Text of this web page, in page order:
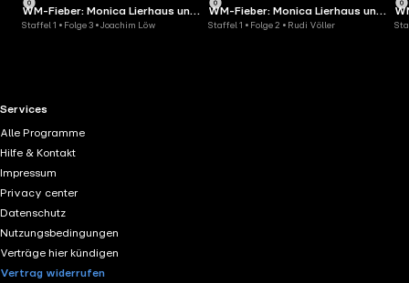
WM-Fieber: Monica Lierhaus und
die Bundestrainer
Staffel 1 • Folge 3 • Joachim Löw
WM-Fieber: Monica Lierhaus und
die Bundestrainer
Staffel 1 • Folge 2 • Rudi Völler
RTL+ useful links.
Services
Alle Programme
Hilfe & Kontakt
Impressum
Privacy center
Datenschutz
Nutzungsbedingungen
Verträge hier kündigen
Vertrag widerrufen